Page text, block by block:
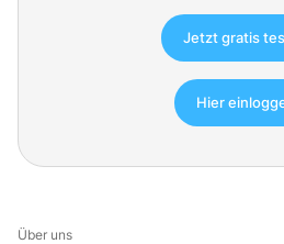
Jetzt gratis
Hier
Über uns